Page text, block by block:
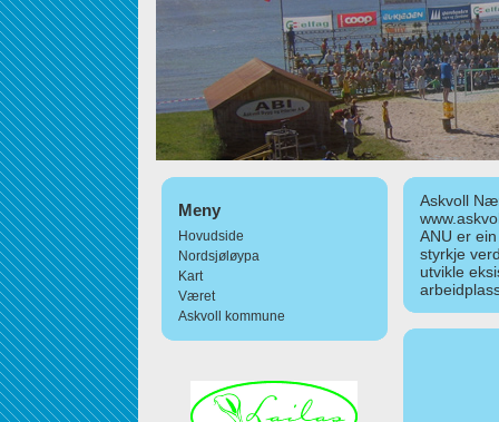
Meny
Hovudside
Nordsjøløypa
Kart
Været
Askvoll kommune
Askvoll
ANU er
styrkje
utvikle